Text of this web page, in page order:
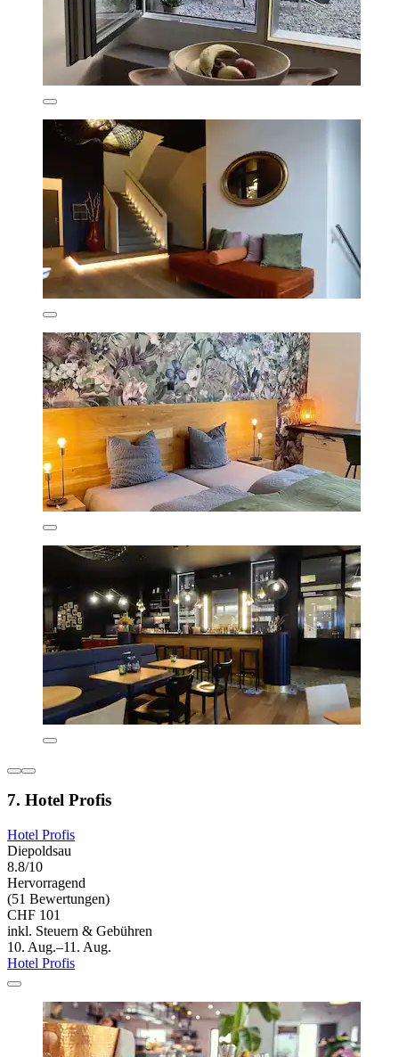
7. Hotel Profis
Hotel Profis
Diepoldsau
8.8/10
Hervorragend
(51 Bewertungen)
CHF 101
inkl. Steuern & Gebühren
10. Aug.–11. Aug.
Hotel Profis